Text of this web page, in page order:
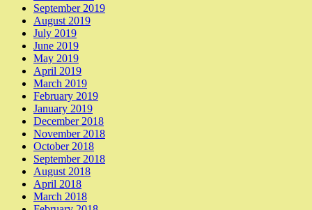
September 2019
August 2019
July 2019
June 2019
May 2019
April 2019
March 2019
February 2019
January 2019
December 2018
November 2018
October 2018
September 2018
August 2018
April 2018
March 2018